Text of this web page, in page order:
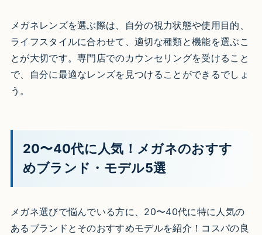
メガネレンズを選ぶ際は、自分の視力状態や使用目的、
ライフスタイルに合わせて、適切な種類と機能を選ぶこ
とが大切です。専門店でのカウンセリングを受けること
で、自分に最適なレンズを見つけることができるでしょ
う。
20〜40代に人気！メガネのおすす
めブランド・モデル5選
メガネ選びで悩んでいる方に、20〜40代に特に人気の
あるブランドとそのおすすめモデルを紹介！コスパの良